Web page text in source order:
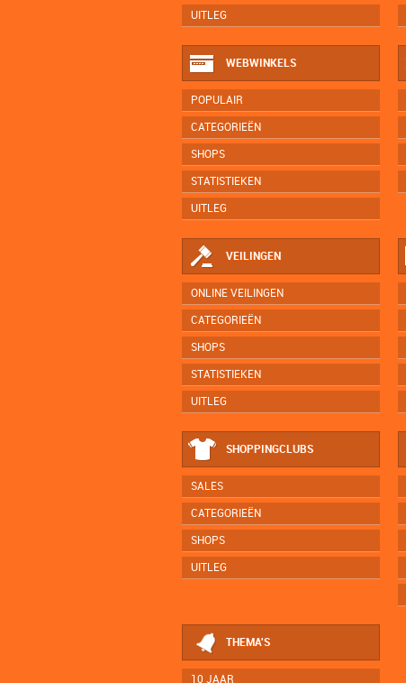
UITLEG
WEBWINKELS
POPULAIR
CATEGORIEËN
SHOPS
STATISTIEKEN
UITLEG
VEILINGEN
ONLINE VEILINGEN
CATEGORIEËN
SHOPS
STATISTIEKEN
UITLEG
SHOPPINGCLUBS
SALES
CATEGORIEËN
SHOPS
UITLEG
THEMA'S
10 JAAR